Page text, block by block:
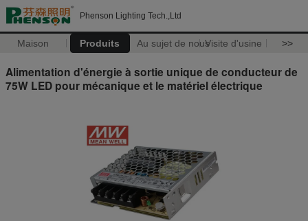
Phenson Lighting Tech.,Ltd
Maison Produits Au sujet de nousVisite d'usine >>
Alimentation d'énergie à sortie unique de conducteur de
75W LED pour mécanique et le matériel électrique